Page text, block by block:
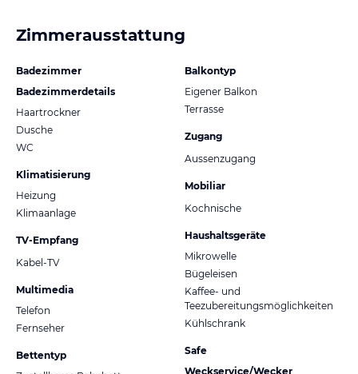
Zimmerausstattung
Badezimmer
Badezimmerdetails
Haartrockner
Dusche
WC
Klimatisierung
Heizung
Klimaanlage
TV-Empfang
Kabel-TV
Multimedia
Telefon
Fernseher
Bettentyp
Balkontyp
Eigener Balkon
Terrasse
Zugang
Aussenzugang
Mobiliar
Kochnische
Haushaltsgeräte
Mikrowelle
Bügeleisen
Kaffee- und
Teezubereitungsmöglichkeiten
Kühlschrank
Safe
Weckservice/Wecker